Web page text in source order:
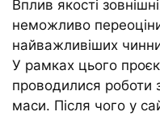
Вплив якості
неможливо
найважливіших
У рамках цього
проводилися роботи
маси. Після чого у